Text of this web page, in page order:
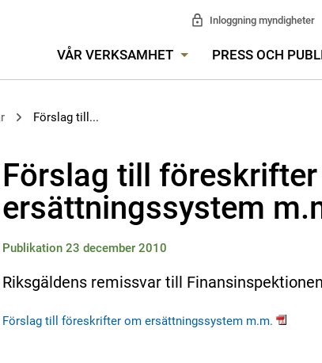
Inloggning myndigheter
VÅR VERKSAMHET PRESS OCH
Förslag till...
Förslag till
ersättningssystem
Publikation 23 december 2010
Riksgäldens remissvar till Finansinspektionen
Förslag till föreskrifter om ersättningssystem m.m.